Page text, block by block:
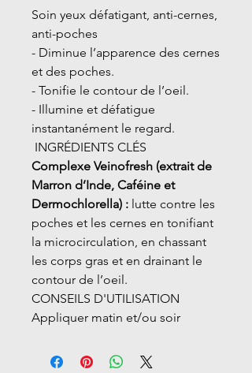
Soin yeux défatigant, anti-cernes,
anti-poches
- Diminue l’apparence des cernes
et des poches.
- Tonifie le contour de l’oeil.
- Illumine et défatigue
instantanément le regard.
INGRÉDIENTS CLÉS
Complexe Veinofresh (extrait de
Marron d’Inde, Caféine et
Dermochlorella) : lutte contre les
poches et les cernes en tonifiant
la microcirculation, en chassant
les corps gras et en drainant le
contour de l’oeil.
CONSEILS D'UTILISATION
Appliquer matin et/ou soir